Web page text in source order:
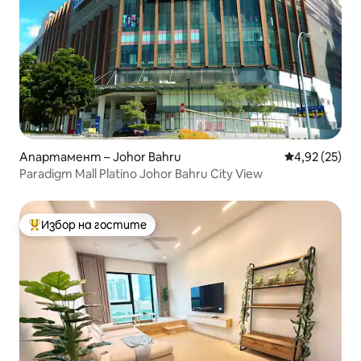
Апартамент – Johor Bahru Средна
4,92 (25)
Paradigm Mall Platino Johor Bahru City View
Най-популярен избор на гостите
Избор на гостите